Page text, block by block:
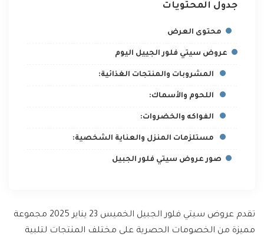
جدول المحتويات
محتوى العرض
عروض سيتي فلور الجييل اليوم
المشروبات والمنتجات الغذائية:
اللحوم والأسماك:
الفواكه والخضروات:
مستلزمات المنزل والعناية الشخصية:
صور عروض سيتي فلور الجبيل
تقدم عروض سيتي فلور الجبيل الخميس 23 يناير 2025 مجموعة
مميزة من الخصومات الحصرية على مختلف المنتجات لتلبية